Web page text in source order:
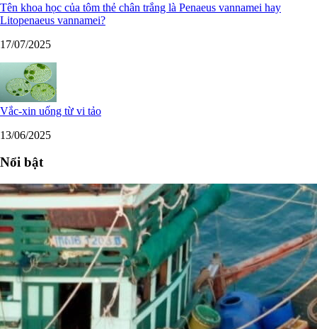
Tên khoa học của tôm thẻ chân trắng là Penaeus vannamei hay
Litopenaeus vannamei?
17/07/2025
Vắc-xin uống từ vi tảo
13/06/2025
Nổi bật